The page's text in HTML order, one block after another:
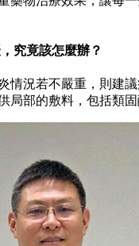
究竟該怎麼辦？
情況若不嚴重，則建
部的敷料，包括類固